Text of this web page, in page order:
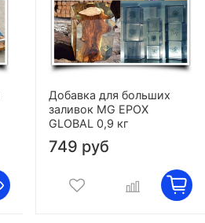
Добавка для больших
заливок MG EPOX
GLOBAL 0,9 кг
749 руб